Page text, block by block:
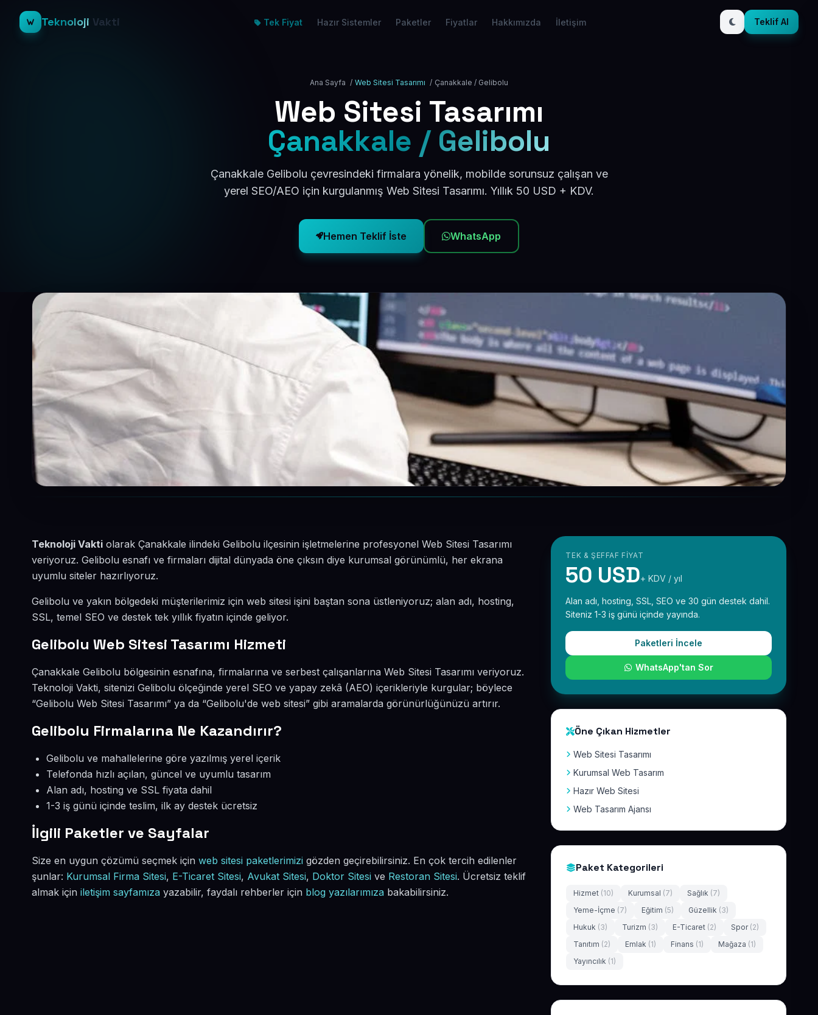
Teknoloji Vakti Tek Fiyat Hazır Sistemler Paketler Fiyatlar Hakkımızda İletişim Teklif Al
Ana Sayfa / Web Sitesi Tasarımı / Çanakkale / Gelibolu
Web Sitesi Tasarımı
Çanakkale / Gelibolu
Çanakkale Gelibolu çevresindeki firmalara yönelik, mobilde sorunsuz çalışan ve
yerel SEO/AEO için kurgulanmış Web Sitesi Tasarımı. Yıllık 50 USD + KDV.
Hemen Teklif İste WhatsApp
Teknoloji Vakti olarak Çanakkale ilindeki Gelibolu ilçesinin işletmelerine profesyonel Web Sitesi Tasarımı
veriyoruz. Gelibolu esnafı ve firmaları dijital dünyada öne çıksın diye kurumsal görünümlü, her ekrana
uyumlu siteler hazırlıyoruz.
Gelibolu ve yakın bölgedeki müşterilerimiz için web sitesi işini baştan sona üstleniyoruz; alan adı, hosting,
SSL, temel SEO ve destek tek yıllık fiyatın içinde geliyor.
Gelibolu Web Sitesi Tasarımı Hizmeti
Çanakkale Gelibolu bölgesinin esnafına, firmalarına ve serbest çalışanlarına Web Sitesi Tasarımı veriyoruz.
Teknoloji Vakti, sitenizi Gelibolu ölçeğinde yerel SEO ve yapay zekâ (AEO) içerikleriyle kurgular; böylece
“Gelibolu Web Sitesi Tasarımı” ya da “Gelibolu'de web sitesi” gibi aramalarda görünürlüğünüzü artırır.
Gelibolu Firmalarına Ne Kazandırır?
Gelibolu ve mahallelerine göre yazılmış yerel içerik
Telefonda hızlı açılan, güncel ve uyumlu tasarım
Alan adı, hosting ve SSL fiyata dahil
1-3 iş günü içinde teslim, ilk ay destek ücretsiz
İlgili Paketler ve Sayfalar
Size en uygun çözümü seçmek için web sitesi paketlerimizi gözden geçirebilirsiniz. En çok tercih edilenler
şunlar: Kurumsal Firma Sitesi, E-Ticaret Sitesi, Avukat Sitesi, Doktor Sitesi ve Restoran Sitesi. Ücretsiz teklif
almak için iletişim sayfamıza yazabilir, faydalı rehberler için blog yazılarımıza bakabilirsiniz.
TEK & ŞEFFAF FIYAT
50 USD+ KDV / yıl
Alan adı, hosting, SSL, SEO ve 30 gün destek dahil.
Siteniz 1-3 iş günü içinde yayında.
Paketleri İncele
WhatsApp'tan Sor
Öne Çıkan Hizmetler
Web Sitesi Tasarımı
Kurumsal Web Tasarım
Hazır Web Sitesi
Web Tasarım Ajansı
Paket Kategorileri
Hizmet (10) Kurumsal (7) Sağlık (7)
Yeme-İçme (7) Eğitim (5) Güzellik (3)
Hukuk (3) Turizm (3) E-Ticaret (2) Spor (2)
Tanıtım (2) Emlak (1) Finans (1) Mağaza (1)
Yayıncılık (1)